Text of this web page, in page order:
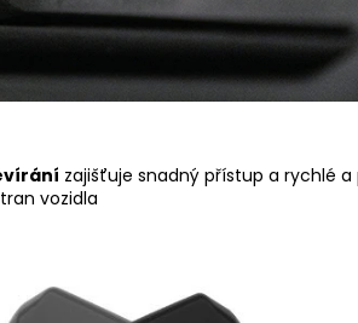
zajišťuje snadný přístup a rychlé a
vozidla